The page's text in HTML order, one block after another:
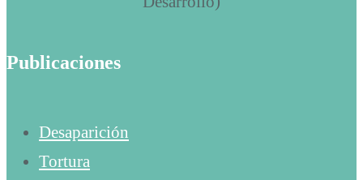
Publicaciones
Desaparición
Tortura